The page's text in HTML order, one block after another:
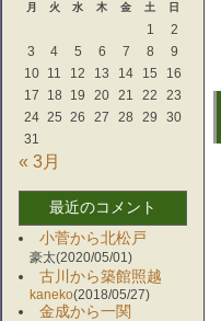
月 火 水 木 金 土 日
1
2
3
4 5 6 7 8
9
10
11 12 13 14 15
16
17
18 19 20 21 22
23
24 25 26 27 28 29
30
31
« 3月
最近のコメント
小菅から北松戸
豪太(2020/05/01)
古川から築館照越
kaneko(2018/05/27)
金成から一関